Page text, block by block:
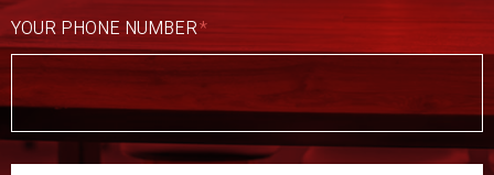
YOUR PHONE NUMBER